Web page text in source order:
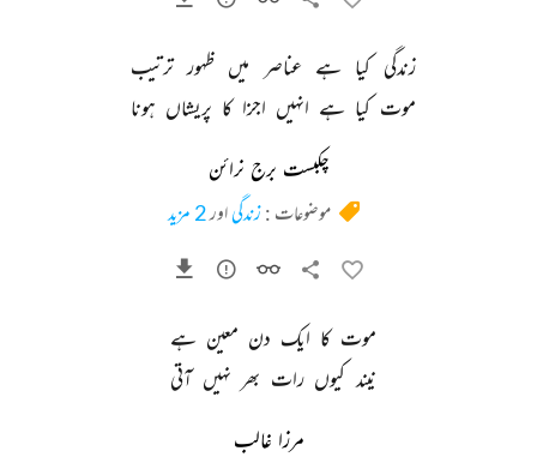
زندگی کیا ہے عناصر میں ظہور ترتیب
موت کیا ہے انہیں اجزا کا پریشاں ہونا
چکبست برج نرائن
موضوعات :زندگیاور2 مزید
موت کا ایک دن معین ہے
نیند کیوں رات بھر نہیں آتی
مرزا غالب